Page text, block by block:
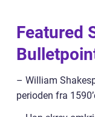
Featured
– William
perioden fra